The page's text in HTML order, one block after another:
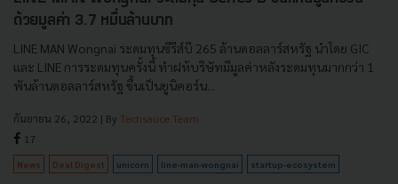
ด้วยมูลค่า 3.7 หมื่นล้านบาท
LINE MAN Wongnai ระดมทุนซีรีส์บี 265 ล้านดอลลาร์สหรัฐ นำโดย GIC
และ LINE การระดมทุนครั้งนี้ ทำฝห้บริษัทมีมูลค่าหลังระดมทุนมากกว่า 1
พันล้านดอลลาร์สหรัฐ ขึ้นเป็นยูนิคอร์น...
กันยายน 26, 2022 | By Techsauce Team
17
News Deal Digest unicorn line-man-wongnai startup-ecosystem